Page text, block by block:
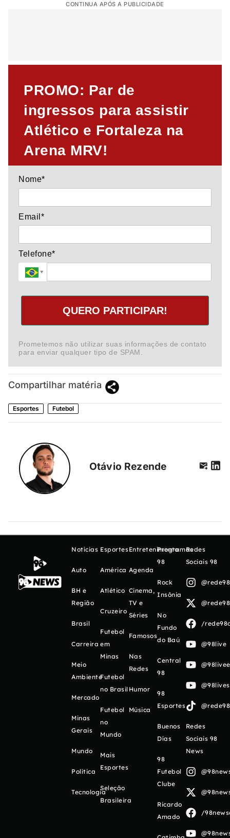
CONTINUA APÓS A PUBLICIDADE
PROMO: Par de
ingressos para assistir
Atlético e Fortaleza na
Arena MRV!
Nome*
Email*
Telefone*
QUERO PARTICIPAR!
Prometemos não utilizar suas informações de contato
para enviar qualquer tipo de SPAM.
Compartilhar matéria
Esportes Futebol
Otávio Rezende
Notícias
Auto
BH e
Região
Brasil
Carreira
Meio
Ambiente
Mercado
Minas
Gerais
Mundo
Política
Tecnologia
Esportes
América
Atlético
Cruzeiro
Futebol
em
Minas
Futebol
no Brasil
Futebol
no
Mundo
Mais
Esportes
Seleção
Brasileira
Entretenimento
Agenda
Cinema,
TV e
Séries
Famosos
Nas
Redes
Humor
Música
Programas
98
Rock
Insônia
No
Fundo
do Baú
Central
98
98
Esportes
Buenos
Días
98
Futebol
Clube
Ricardo
Amado
Redes
Sociais 98
/
@98live
Redes
Sociais 98
News
/